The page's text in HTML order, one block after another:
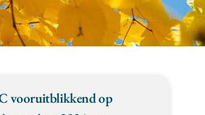
vooruitblikkend op